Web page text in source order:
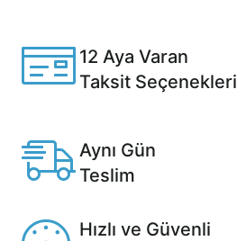
12 Aya Varan
Taksit Seçenekleri
Aynı Gün
Teslim
Hızlı ve Güvenli